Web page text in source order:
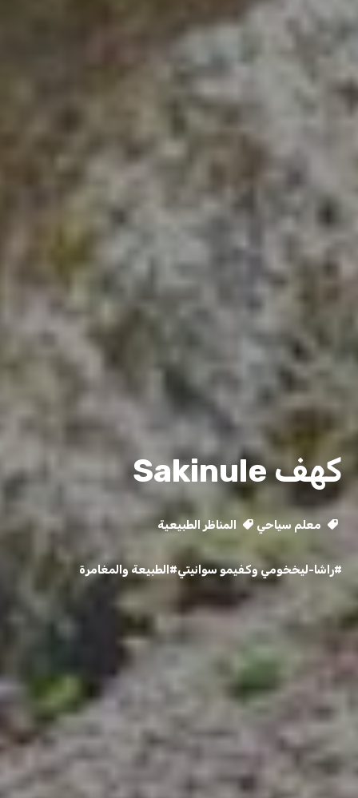
كهف Sakinule
معلم سياحي المناظر الطبيعية
#راشا-ليخخومي وكفيمو سوانيتي#الطبيعة والمغامرة